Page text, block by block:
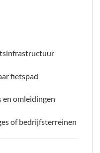
fietspad
omleidingen
of bedrijfsterreinen